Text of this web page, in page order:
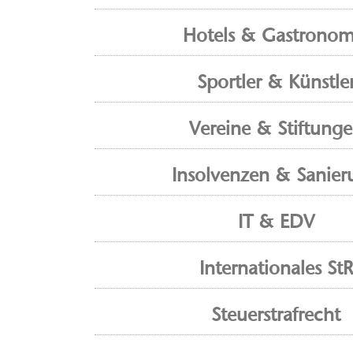
Hotels &
Sportler &
Vereine &
Insolvenzen &
IT & EDV
Internationales StR
Steuerstrafrecht